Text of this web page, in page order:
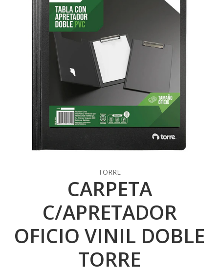
TORRE
CARPETA
C/APRETADOR
OFICIO VINIL DOBLE
TORRE